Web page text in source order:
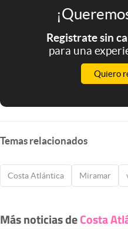
Registrate sin
para una
Quiero
Temas relacionados
Costa Atlántica Miramar
Más noticias deCosta